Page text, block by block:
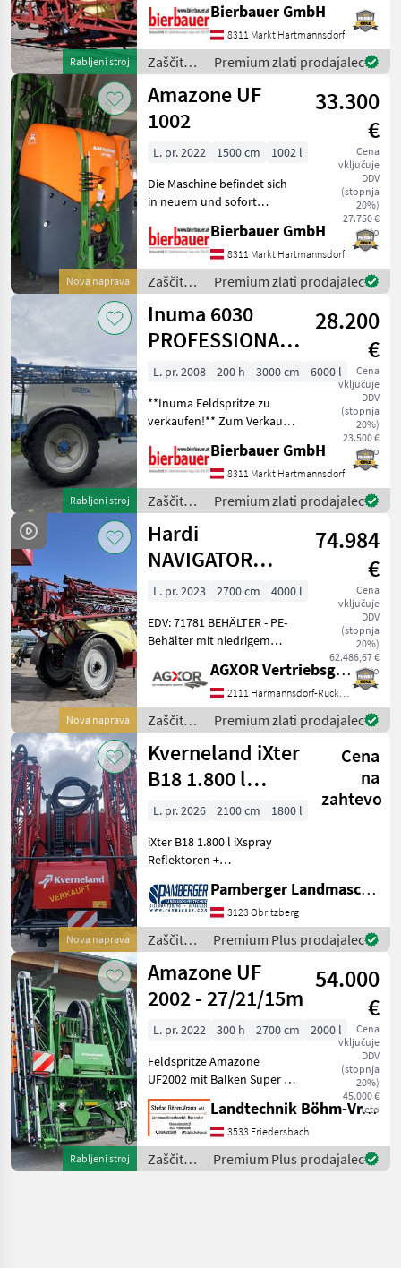
Rabljeni stroj
Zustand und kann nach
telefonischer Vereinbarung
gerne vor Ort besichtigt
und geprüft we
Bierbauer GmbH
8311 Markt Hartmannsdorf
Zaščita
rastlin /
Hardi
Premium zlati prodajalec
Nova naprava
Amazone UF
1002
33.300
€
Cena
vključuje
DDV
(stopnja
20%)
27.750 €
neto
L. pr. 2022 1500 cm
1002 l
Die Maschine befindet sich
in neuem und sofort
und kann nach
telefonischer Vereinbarung
gerne vor Ort besichtigt
werden. Neumaschine sofo
Bierbauer GmbH
8311 Markt Hartmannsdorf
Zaščita
rastlin /
Amazone
Premium zlati prodajalec
Rabljeni stroj
Inuma 6030
PROFESSIONAL-
GPS gesteuert
28.200
€
Cena
vključuje
DDV
(stopnja
20%)
23.500 €
neto
L. pr. 2008 200 h 3000 cm
6000 l
**Inuma Feldspritze zu
verkaufen!** Zum Verkauf
Feldspritze der Marke
Inuma, Modell . Diese
Anhängefeldspritze wurde
im Jahr 2008 gebaut un
Bierbauer GmbH
8311 Markt Hartmannsdorf
Zaščita
rastlin /
Inuma
Premium zlati prodajalec
Nova naprava
Hardi
NAVIGATOR
4000l 27m 9TB
74.984
€
Cena
vključuje
DDV
(stopnja
20%)
62.486,67 €
neto
L. pr. 2023 2700 cm
4000 l
EDV: 71781 BEHÄLTER - PE-
Behälter mit niedrigem
rückstandsempfindliche
Auslauf - 500l
Spülwasserbehälter -
Tankinnenreinigungsanlage
RÜHREN
AGXOR Vertriebsgesellschaft Ost GmbH
2111 Harmannsdorf-Rückersdorf
Zaščita
rastlin /
Hardi
Premium zlati prodajalec
Nova naprava
Kverneland iXter
B18 1.800 l
iXspray mit
Fronttank
Cena
na
zahtevo
L. pr. 2026 2100 cm
1800 l
iXter B18 1.800 l iXspray
Reflektoren +
Sync Gateway Spritze
Einspülbehälter Gestänge
HC21 -4 fach iXflow-E iXflow-
E elektr. Einzeldüse
Pamberger Landmaschinentechnik GmbH
3123 Obritzberg
Zaščita
rastlin /
Kverneland
Premium Plus prodajalec
Rabljeni stroj
Amazone UF
2002 - 27/21/15m
54.000
€
Cena
vključuje
DDV
(stopnja
20%)
45.000 €
neto
L. pr. 2022 300 h 2700 cm
2000 l
Feldspritze Amazone
UF2002 mit Balken Super S2
mit Arbeitsbreite 27m -
reduzierbar auf 21m und
15m, AmaSwitch
Einzeldüsenschaltung,
Comfort-Paket mit
Landtechnik Böhm-Vrana GmbH
3533 Friedersbach
Zaščita
rastlin /
Premium Plus prodajalec